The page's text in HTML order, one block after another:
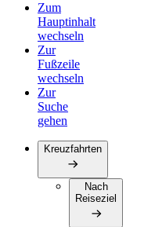
Zum
Hauptinhalt
wechseln
Zur
Fußzeile
wechseln
Zur
Suche
gehen
Kreuzfahrten
Nach
Reiseziel